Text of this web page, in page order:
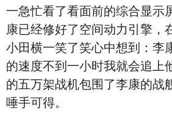
一急忙看了看面前的综合显示
康已经修好了空间动力引擎，
小田横一笑了笑心中想到：李
的速度不到一小时我就会追上
的五万架战机包围了李康的战
唾手可得。